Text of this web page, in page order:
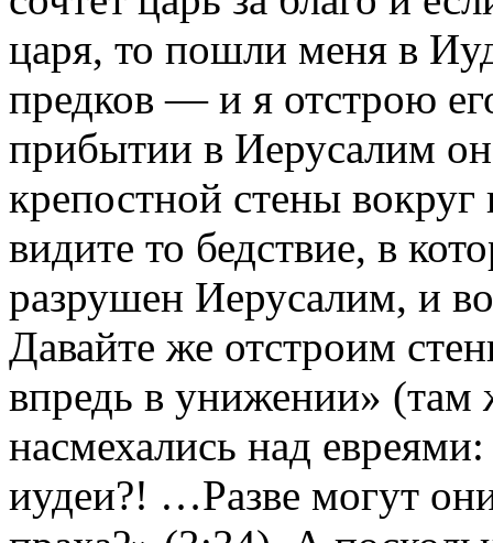
царя, то пошли меня в
предков — и я отстрою
прибытии в Иерусалим
крепостной стены
видите то бедствие, в
разрушен Иерусалим, и
Давайте же отстроим
впредь в унижении»
насмехались над
иудеи?! …Разве могут